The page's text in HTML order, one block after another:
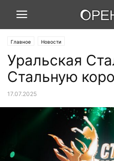
Главное Новости
Уральская
Стальную
17.07.2025